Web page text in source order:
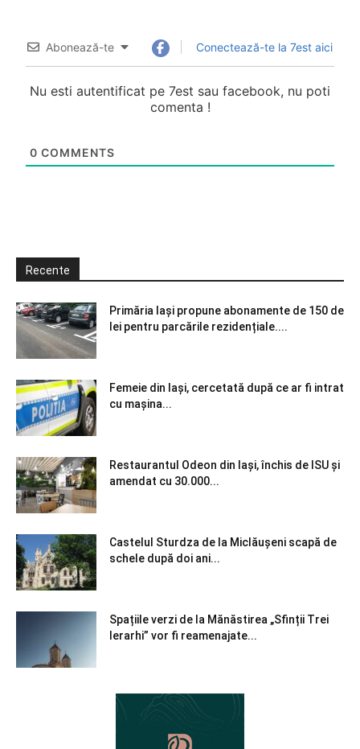
Abonează-te Conectează-te la 7est aici
Nu esti autentificat pe 7est sau facebook, nu poti
comenta !
0 COMMENTS
Recente
Primăria Iași propune abonamente de 150 de
lei pentru parcările rezidențiale....
Femeie din Iași, cercetată după ce ar fi intrat
cu mașina...
Restaurantul Odeon din Iași, închis de ISU și
amendat cu 30.000...
Castelul Sturdza de la Miclăușeni scapă de
schele după doi ani...
Spațiile verzi de la Mănăstirea „Sfinții Trei
Ierarhi” vor fi reamenajate...